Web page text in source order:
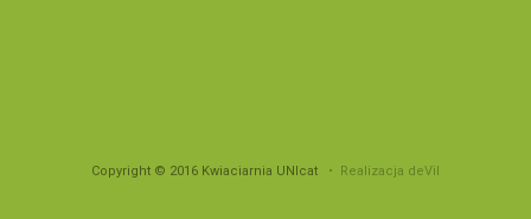
Copyright © 2016 Kwiaciarnia UNIcat • Realizacja deVil